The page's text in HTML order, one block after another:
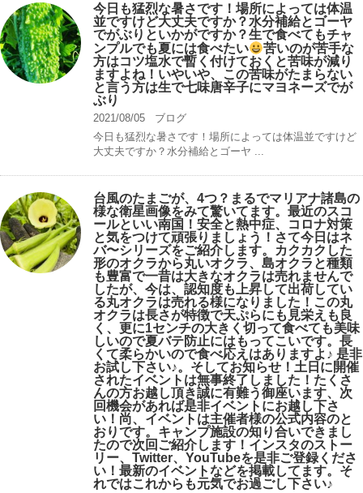
今日も猛烈な暑さです！場所によっては体温
並ですけど大丈夫ですか？水分補給とゴーヤ
でがぶりといかがですか？生で食べてもチャ
ンプルでも夏には食べたい
苦いのが苦手な
方はコツ塩水で暫く付けておくと苦味が減り
ますよね！いやいや、この苦味がたまらない
と言う方は生で七味唐辛子にマヨネーズでが
ぶり
2021/08/05
ブログ
今日も猛烈な暑さです！場所によっては体温並ですけど
大丈夫ですか？水分補給とゴーヤ ...
台風のたまごが、4つ？まるでマリアナ諸島の
様な衛星画像をみて驚いてます。最近のスコ
ールといい南国！安全と熱中症、コロナ対策
と気をつけて頑張りましょう！さて今日はネ
バ〜シリーズをご紹介します。カクカクした
形のオクラから丸いオクラ、島オクラと種類
も豊富で一昔は大きなオクラは売れませんで
したが、今は、認知度も上昇して出荷してい
る丸オクラは売れる様になりました！この丸
オクラは長さが特徴で天ぷらにも見栄えも良
く、更に1センチの大きく切って食べても美味
しいので夏バテ防止にはもってこいです。長
くて柔らかいので食べ応えはありますよ♪ 是非
お試し下さい♪。そしてお知らせ！土日に開催
されたイベントは無事終了しました！たくさ
んの方お越し頂き誠に有難う御座います、次
回機会があれば是非イベントにお越し下さ
い！尚、イベントは主催者様の公式内容のと
おりです。キャンプ️施設の知り合いできまし
たので次回ご紹介します！インスタのストー
リー、Twitter、YouTubeを是非ご登録くださ
い！最新のイベントなどを掲載してます。そ
れではこれからも元気でお過ごし下さい♪